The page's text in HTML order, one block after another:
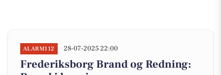
ALARM112 28-07-2025 22:00
Frederiksborg Brand og Redning: